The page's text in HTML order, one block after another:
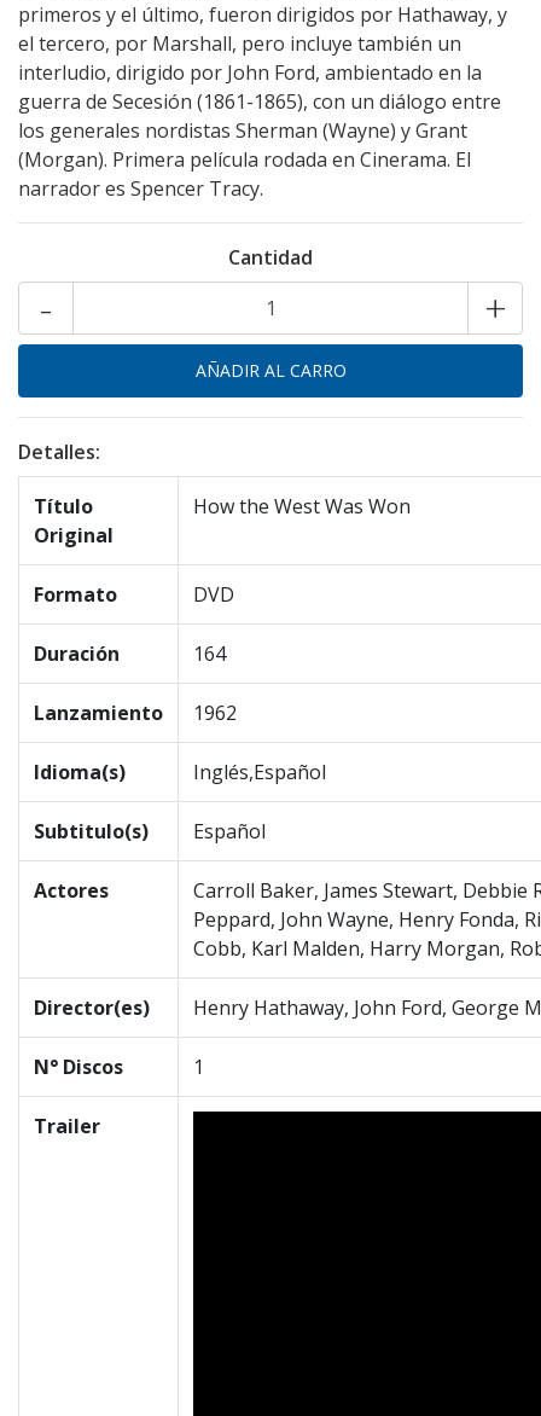
primeros y el último, fueron dirigidos por Hathaway, y
el tercero, por Marshall, pero incluye también un
interludio, dirigido por John Ford, ambientado en la
guerra de Secesión (1861-1865), con un diálogo entre
los generales nordistas Sherman (Wayne) y Grant
(Morgan). Primera película rodada en Cinerama. El
narrador es Spencer Tracy.
Cantidad
+
-
Detalles:
Título
Original
How the West Was Won
Formato DVD
Duración 164
Lanzamiento 1962
Idioma(s) Inglés,Español
Subtitulo(s) Español
Actores
Carroll Baker, James Stewart, Debbie
Peppard, John Wayne, Henry Fonda,
Cobb, Karl Malden, Harry Morgan,
Director(es) Henry Hathaway, John Ford, George
N° Discos 1
Trailer